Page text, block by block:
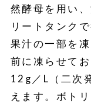
然酵母を用い
リートタンク
果汁の一部を
前に凍らせて
12g／L（二次
えます。ボト